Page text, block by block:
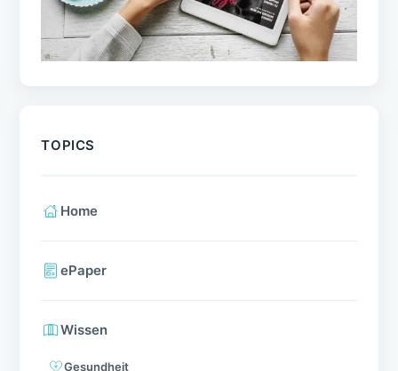
TOPICS
Home
ePaper
Wissen
Gesundheit